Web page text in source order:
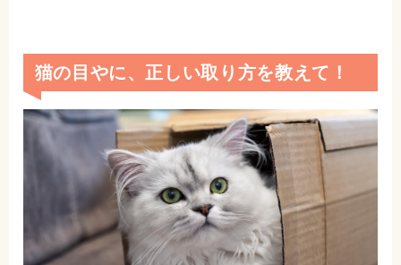
猫の目やに、正しい取り方を教えて！